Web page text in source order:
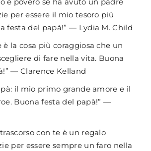
per essere il mio tesoro più
festa del papà!” — Lydia M. Child
è la cosa più coraggiosa che un
di fare nella vita. Buona
— Clarence Kelland
il mio primo grande amore e il
Buona festa del papà!” —
con te è un regalo
per essere sempre un faro nella